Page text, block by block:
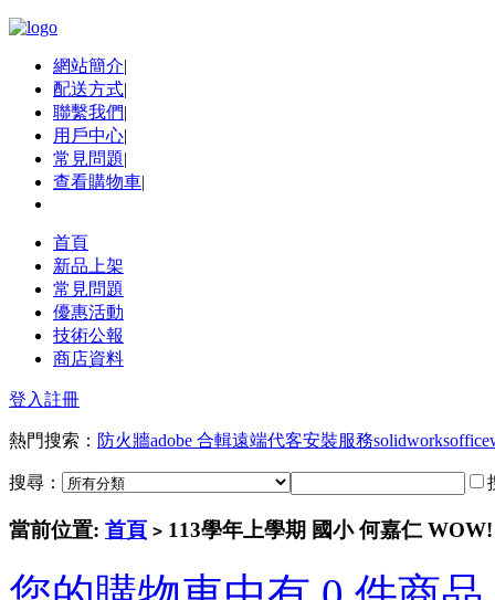
網站簡介|
配送方式|
聯繫我們|
用戶中心|
常見問題|
查看購物車|
首頁
新品上架
常見問題
優惠活動
技術公報
商店資料
登入註冊
熱門搜索： 防火牆adobe 合輯遠端代客安裝服務solidworksoffice
搜尋：
當前位置: 首頁 > 113學年上學期 國小 何嘉仁